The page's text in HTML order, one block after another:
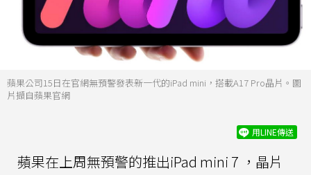
蘋果公司15日在官網無預警發表新一代的iPad mini，搭載A17 Pro晶片。圖
片擷自蘋果官網
用LINE傳送
蘋果在上周無預警的推出iPad mini 7 ，晶片